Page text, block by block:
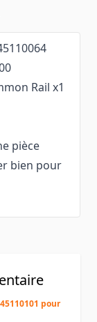
Rail x1
pièce
bien pour
pour